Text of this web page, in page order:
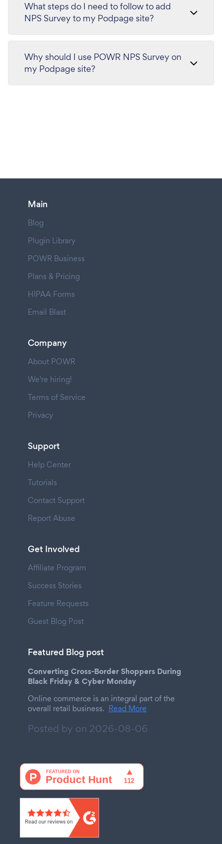
What steps do I need to follow to add
NPS Survey to my Podpage site?
Why should I use POWR NPS Survey on
my Podpage site?
Main
Blog
Plugin Library
POWR Business
Plans & Pricing
HIPAA Forms
Email Blast
Company
About POWR
We're hiring!
Terms of Service
Privacy
Support
Help Center
Tutorials
Contact Support
Report Abuse
Get Involved
Affiliate Program
Success Stories
Feature Requests
Guest Blog Post
Featured Blog post
Converting Cross-Border Shoppers During
Black Friday & Cyber Monday
Online commerce is an integral part of the
overall retail business. Read More
Posted by on 2026-08-06